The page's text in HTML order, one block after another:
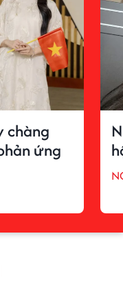
chàng
ứng